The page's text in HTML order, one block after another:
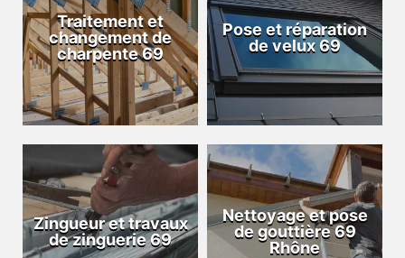
Traitement et
changement de
charpente 69
Pose et réparation
de velux 69
Zingueur et travaux
de zinguerie 69
Nettoyage et pose
de gouttière 69
Rhône